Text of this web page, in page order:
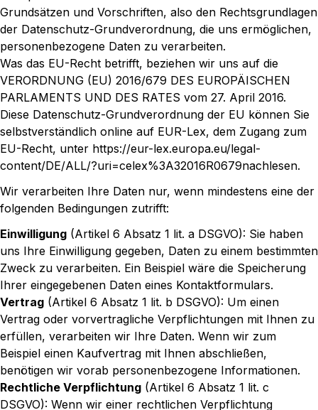
Grundsätzen und Vorschriften, also den Rechtsgrundlagen
der Datenschutz-Grundverordnung, die uns ermöglichen,
personenbezogene Daten zu verarbeiten.
Was das EU-Recht betrifft, beziehen wir uns auf die
VERORDNUNG (EU) 2016/679 DES EUROPÄISCHEN
PARLAMENTS UND DES RATES vom 27. April 2016.
Diese Datenschutz-Grundverordnung der EU können Sie
selbstverständlich online auf EUR-Lex, dem Zugang zum
EU-Recht, unter https://eur-lex.europa.eu/legal-
content/DE/ALL/?uri=celex%3A32016R0679nachlesen.
Wir verarbeiten Ihre Daten nur, wenn mindestens eine der
folgenden Bedingungen zutrifft:
Einwilligung (Artikel 6 Absatz 1 lit. a DSGVO): Sie haben
uns Ihre Einwilligung gegeben, Daten zu einem bestimmten
Zweck zu verarbeiten. Ein Beispiel wäre die Speicherung
Ihrer eingegebenen Daten eines Kontaktformulars.
Vertrag (Artikel 6 Absatz 1 lit. b DSGVO): Um einen
Vertrag oder vorvertragliche Verpflichtungen mit Ihnen zu
erfüllen, verarbeiten wir Ihre Daten. Wenn wir zum
Beispiel einen Kaufvertrag mit Ihnen abschließen,
benötigen wir vorab personenbezogene Informationen.
Rechtliche Verpflichtung (Artikel 6 Absatz 1 lit. c
DSGVO): Wenn wir einer rechtlichen Verpflichtung